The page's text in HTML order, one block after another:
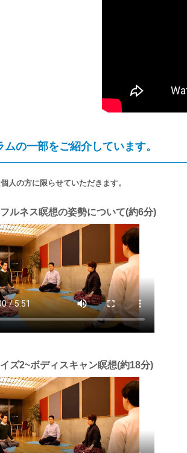
ムの一部をご紹介しています。
人の方に限らせていただきます。
ルネス瞑想の姿勢について(約6分)
ズ2~ボディスキャン瞑想(約18分)